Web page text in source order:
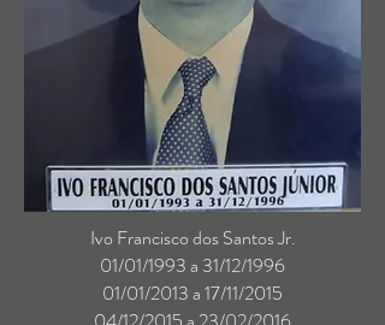
Ivo Francisco dos Santos Jr.
01/01/1993 a 31/12/1996
01/01/2013 a 17/11/2015